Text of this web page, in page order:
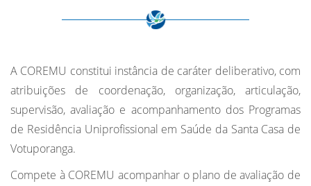
A COREMU constitui instância de caráter deliberativo, com
atribuições de coordenação, organização, articulação,
supervisão, avaliação e acompanhamento dos Programas
de Residência Uniprofissional em Saúde da Santa Casa de
Votuporanga.
Compete à COREMU acompanhar o plano de avaliação de